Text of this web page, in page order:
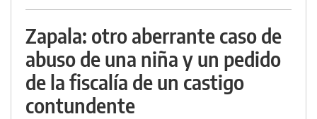
Zapala: otro aberrante caso de
abuso de una niña y un pedido
de la fiscalía de un castigo
contundente